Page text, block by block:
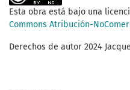
Esta obra está bajo una
Commons Atribución-
Derechos de autor 2024